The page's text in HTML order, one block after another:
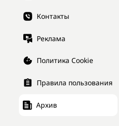
Контакты
Реклама
Политика Cookie
Правила пользования
Архив